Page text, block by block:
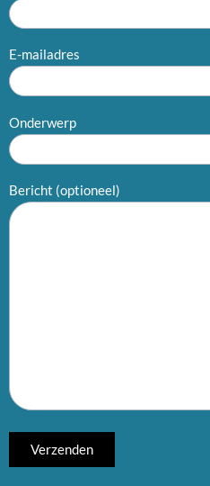
E-mailadres
Onderwerp
Bericht (optioneel)